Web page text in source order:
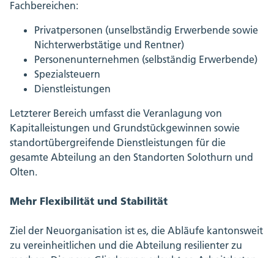
Fachbereichen:
Privatpersonen (unselbständig Erwerbende sowie
Nichterwerbstätige und Rentner)
Personenunternehmen (selbständig Erwerbende)
Spezialsteuern
Dienstleistungen
Letzterer Bereich umfasst die Veranlagung von
Kapitalleistungen und Grundstückgewinnen sowie
standortübergreifende Dienstleistungen für die
gesamte Abteilung an den Standorten Solothurn und
Olten.
Mehr Flexibilität und Stabilität
Ziel der Neuorganisation ist es, die Abläufe kantonsweit
zu vereinheitlichen und die Abteilung resilienter zu